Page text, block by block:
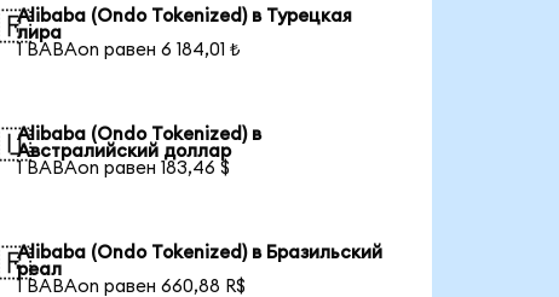
Alibaba (Ondo Tokenized) в Турецкая
лира
1 BABAon равен 6 184,01 ₺
Alibaba (Ondo Tokenized) в
Австралийский доллар
1 BABAon равен 183,46 $
Alibaba (Ondo Tokenized) в Бразильский
реал
1 BABAon равен 660,88 R$